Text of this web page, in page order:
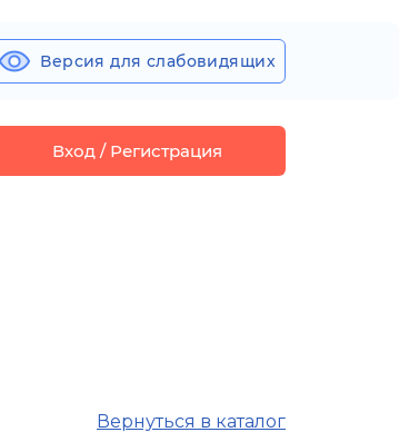
Версия для слабовидящих
Вход / Регистрация
Вернуться в каталог